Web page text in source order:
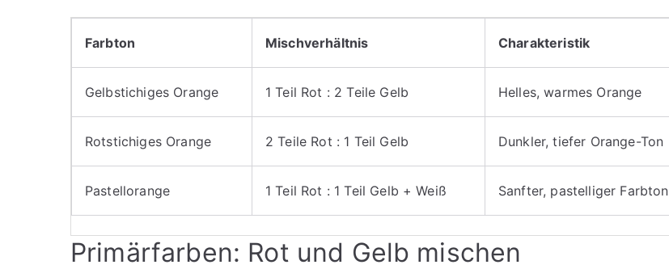
Farbton Mischverhältnis Charakteristik
Gelbstichiges Orange 1 Teil Rot : 2 Teile Gelb Helles, warmes Orange
Rotstichiges Orange 2 Teile Rot : 1 Teil Gelb Dunkler, tiefer Orange-Ton
Pastellorange 1 Teil Rot : 1 Teil Gelb + Weiß Sanfter, pastelliger Farbton
Primärfarben: Rot und Gelb mischen